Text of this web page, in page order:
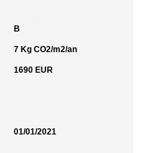
B
7 Kg CO2/m2/an
1690 EUR
01/01/2021